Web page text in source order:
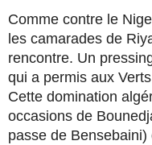
Comme contre le
les camarades de
rencontre. Un
qui a permis aux
Cette domination
occasions de
passe de